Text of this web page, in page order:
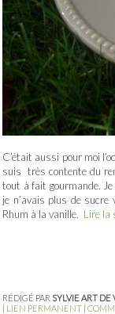
C’était aussi pour moi
suis très contente du
tout à fait gourmande. Je
je n’avais plus de
Rhum à la vanille. Lire la
RÉDIGÉ PAR SYLVIE ART DE
| LIEN PERMANENT |